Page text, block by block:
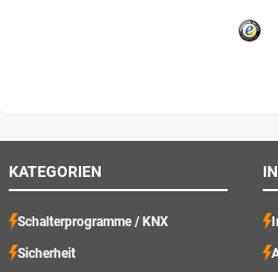
KATEGORIEN
Schalterprogramme / KNX
Sicherheit